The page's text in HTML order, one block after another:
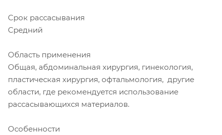
Срок рассасывания
Средний
Область применения
Общая, абдоминальная хирургия, гинекология,
пластическая хирургия, офтальмология, другие
области, где рекомендуется использование
рассасывающихся материалов.
Особенности